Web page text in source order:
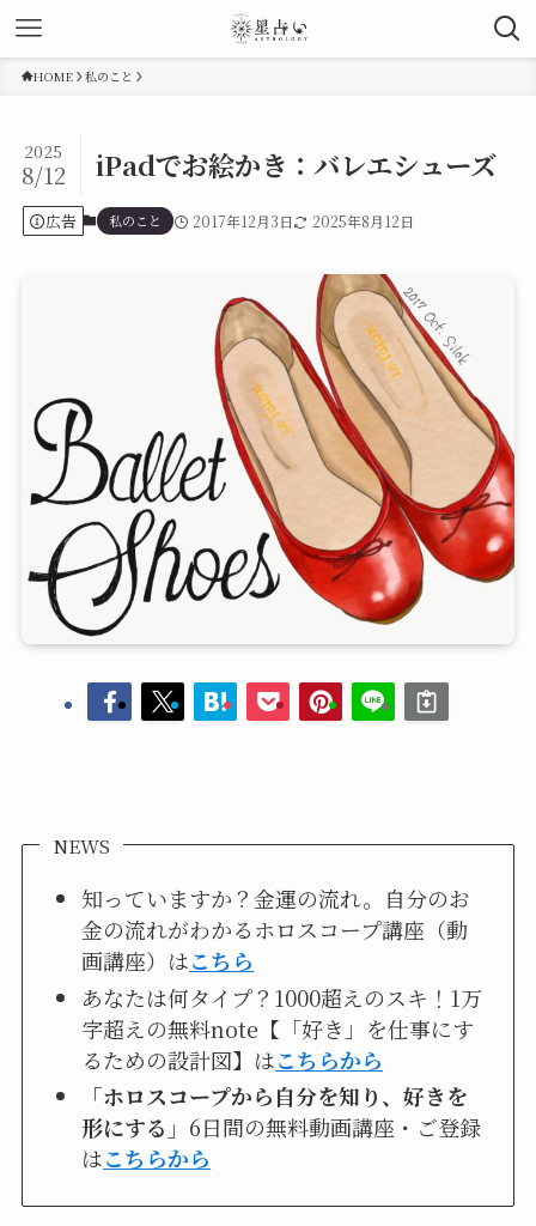
HOME 私のこと
iPadでお絵かき：バレエシューズ
2025
8/12
広告 私のこと 2017年12月3日 2025年8月12日
NEWS
知っていますか？金運の流れ。自分のお
金の流れがわかるホロスコープ講座（動
画講座）はこちら
あなたは何タイプ？1000超えのスキ！1万
字超えの無料note【「好き」を仕事にす
るための設計図】はこちらから
「ホロスコープから自分を知り、好きを
形にする」 6日間の無料動画講座・ご登録
はこちらから